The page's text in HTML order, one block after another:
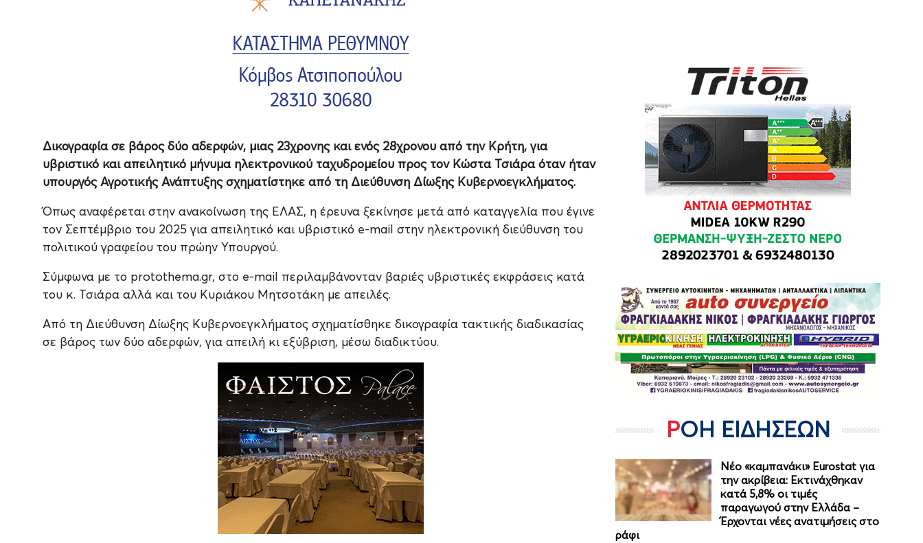
Δικογραφία σε βάρος δύο αδερφών, μιας 23χρονης και ενός 28χρονου από την Κρήτη, για
υβριστικό και απειλητικό μήνυμα ηλεκτρονικού ταχυδρομείου προς τον Κώστα Τσιάρα όταν ήταν
υπουργός Αγροτικής Ανάπτυξης σχηματίστηκε από τη Διεύθυνση Δίωξης Κυβερνοεγκλήματος.
Όπως αναφέρεται στην ανακοίνωση της ΕΛΑΣ, η έρευνα ξεκίνησε μετά από καταγγελία που έγινε
τον Σεπτέμβριο του 2025 για απειλητικό και υβριστικό e-mail στην ηλεκτρονική διεύθυνση του
πολιτικού γραφείου του πρώην Υπουργού.
Σύμφωνα με το protothema.gr, στο e-mail περιλαμβάνονταν βαριές υβριστικές εκφράσεις κατά
του κ. Τσιάρα αλλά και του Κυριάκου Μητσοτάκη με απειλές.
Από τη Διεύθυνση Δίωξης Κυβερνοεγκλήματος σχηματίσθηκε δικογραφία τακτικής διαδικασίας
σε βάρος των δύο αδερφών, για απειλή κι εξύβριση, μέσω διαδικτύου.
ΡΟΗ ΕΙΔΗΣΕΩΝ
Νέο «καμπανάκι» Eurostat για
την ακρίβεια: Εκτινάχθηκαν
κατά 5,8% οι τιμές
παραγωγού στην Ελλάδα –
Έρχονται νέες ανατιμήσεις στο
ράφι